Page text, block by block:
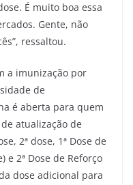
É muito boa essa
Gente, não
ressaltou.
a imunização por
de
é aberta para quem
atualização de
2ª dose, 1ª Dose de
e 2ª Dose de Reforço
dose adicional para